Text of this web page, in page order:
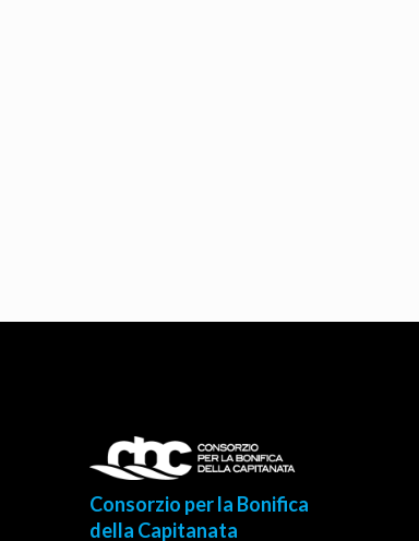
Consorzio per la Bonifica
della Capitanata